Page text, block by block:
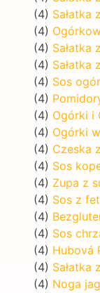
(4) Sałatka
(4)
(4)
(4) Sałatka
(4) Sos
(4)
(4) Ogórki i
(4) Ogórki
(4) Czeska
(4) Sos
(4) Zupa z
(4) Sos z
(4)
(4) Sos
(4) Hubová
(4) Sałatka
(4) Noga